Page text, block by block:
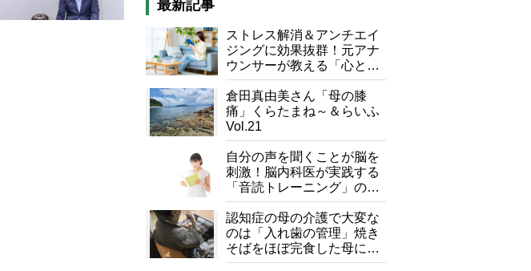
最新記事
ストレス解消＆アンチエイ
ジングに効果抜群！元アナ
ウンサーが教える「心と体
を元気にする音読の習慣」
倉田真由美さん「母の膝
痛」くらたまね～＆らいふ
Vol.21
自分の声を聞くことが脳を
刺激！脳内科医が実践する
「音読トレーニング」の極
意
認知症の母の介護で大変な
のは「入れ歯の管理」焼き
そばをほぼ完食した母に息
子が血の気が引いた理由